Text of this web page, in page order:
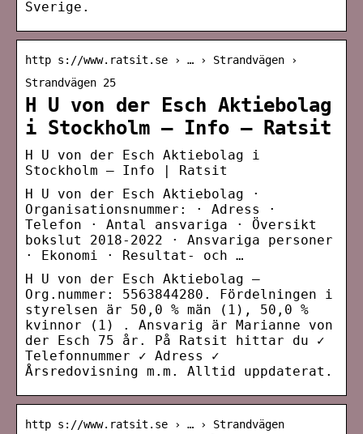
Sverige.
http s://www.ratsit.se › … › Strandvägen ›
Strandvägen 25
H U von der Esch Aktiebolag
i Stockholm – Info – Ratsit
H U von der Esch Aktiebolag i
Stockholm – Info | Ratsit
H U von der Esch Aktiebolag ·
Organisationsnummer: · Adress ·
Telefon · Antal ansvariga · Översikt
bokslut 2018-2022 · Ansvariga personer
· Ekonomi · Resultat- och …
H U von der Esch Aktiebolag –
Org.nummer: 5563844280. Fördelningen i
styrelsen är 50,0 % män (1), 50,0 %
kvinnor (1) . Ansvarig är Marianne von
der Esch 75 år. På Ratsit hittar du ✓
Telefonnummer ✓ Adress ✓
Årsredovisning m.m. Alltid uppdaterat.
http s://www.ratsit.se › … › Strandvägen